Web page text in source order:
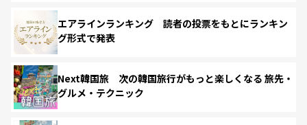
エアラインランキング 読者の投票をもとにランキン
グ形式で発表
Next韓国旅 次の韓国旅行がもっと楽しくなる 旅先・
グルメ・テクニック